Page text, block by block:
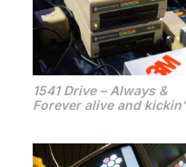
1541 Drive – Always &
Forever alive and kickin’